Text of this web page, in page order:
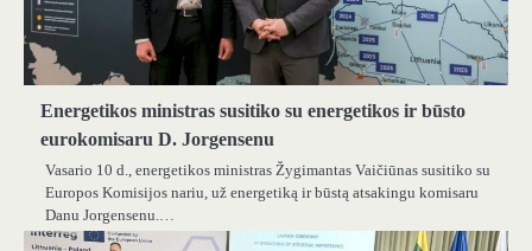
Energetikos ministras susitiko su energetikos ir būsto
eurokomisaru D. Jorgensenu
Vasario 10 d., energetikos ministras Žygimantas Vaičiūnas susitiko su
Europos Komisijos nariu, už energetiką ir būstą atsakingu komisaru
Danu Jorgensenu.…